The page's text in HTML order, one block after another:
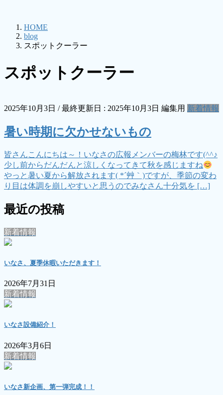
HOME
blog
スポットクーラー
スポットクーラー
2025年10月3日 / 最終更新日 : 2025年10月3日 編集用 新着情報
暑い時期に欠かせないもの
皆さんこんにちは～！いなさの広報メンバーの梅林です(^^♪
少し前からだんだんと涼しくなってきて秋を感じますね
やっと暑い夏から解放されます( *´艸｀)ですが、季節の変わ
り目は体調を崩しやすいと思うのでみなさん十分気を […]
最近の投稿
新着情報
いなさ、夏季休暇いただきます！
2026年7月31日
新着情報
いなさ設備紹介！
2026年3月6日
新着情報
いなさ新企画、第一弾完成！！